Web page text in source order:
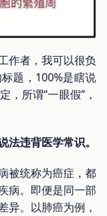
作者，我可以很负
题，100%是瞎说
，所谓“一眼假”，
违背医学常识。
被统称为癌症，都
病。即便是同一部
异。以肺癌为例，